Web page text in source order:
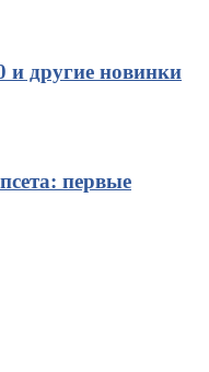
другие новинки
первые